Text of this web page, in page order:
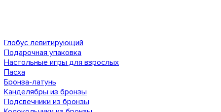
Глобус левитирующий
Подарочная упаковка
Настольные игры для взрослых
Пасха
Бронза-латунь
Канделябры из бронзы
Подсвечники из бронзы